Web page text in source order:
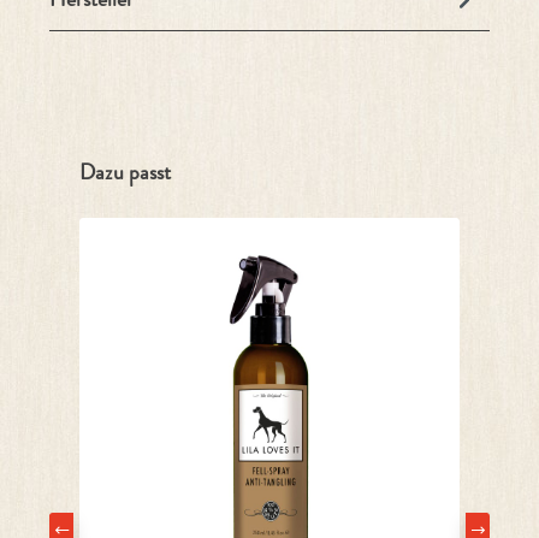
Produktgalerie überspringen
Dazu passt